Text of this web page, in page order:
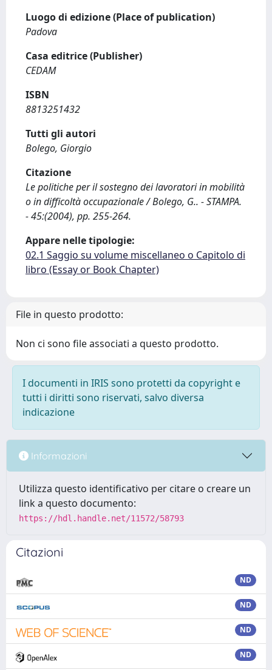
Luogo di edizione (Place of publication)
Padova
Casa editrice (Publisher)
CEDAM
ISBN
8813251432
Tutti gli autori
Bolego, Giorgio
Citazione
Le politiche per il sostegno dei lavoratori in mobilità
o in difficoltà occupazionale / Bolego, G.. - STAMPA.
- 45:(2004), pp. 255-264.
Appare nelle tipologie:
02.1 Saggio su volume miscellaneo o Capitolo di
libro (Essay or Book Chapter)
File in questo prodotto:
Non ci sono file associati a questo prodotto.
I documenti in IRIS sono protetti da copyright e
tutti i diritti sono riservati, salvo diversa
indicazione
Informazioni
Utilizza questo identificativo per citare o creare un
link a questo documento:
https://hdl.handle.net/11572/58793
Citazioni
ND
ND
ND
ND